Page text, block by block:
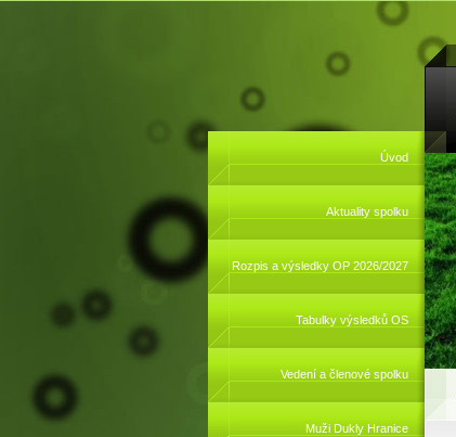
Úvod
Aktuality spolku
Rozpis a výsledky OP 2026/2027
Tabulky výsledků OS
Vedení a členové spolku
Muži Dukly Hranice